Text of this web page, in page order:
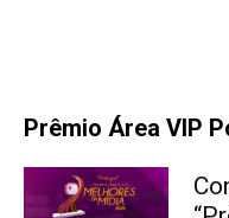
Prêmio Área VIP